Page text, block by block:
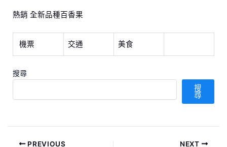
熱銷 全新品種百香果
機票 交通 美食
搜尋
搜
尋
PREVIOUS NEXT